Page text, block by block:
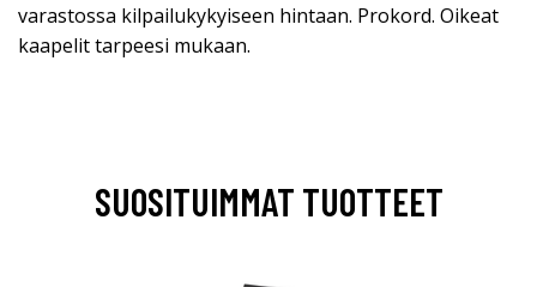
varastossa kilpailukykyiseen hintaan. Prokord. Oikeat
kaapelit tarpeesi mukaan.
SUOSITUIMMAT TUOTTEET